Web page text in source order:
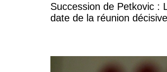
Succession de Petkovic :
date de la réunion décisive